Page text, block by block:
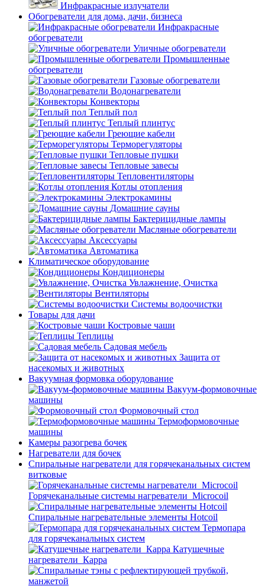
Инфракрасные излучатели
Обогреватели для дома, дачи, бизнеса
Инфракрасные
обогреватели
Уличные обогреватели
Промышленные
обогреватели
Газовые обогреватели
Водонагреватели
Конвекторы
Теплый пол
Теплый плинтус
Греющие кабели
Терморегуляторы
Тепловые пушки
Тепловые завесы
Тепловентиляторы
Котлы отопления
Электрокамины
Домашние сауны
Бактерицидные лампы
Масляные обогреватели
Аксессуары
Автоматика
Климатическое оборудование
Кондиционеры
Увлажнение, Очистка
Вентиляторы
Системы водоочистки
Товары для дачи
Костровые чаши
Теплицы
Садовая мебель
Защита от
насекомых и животных
Вакуумная формовка оборудование
Вакуум-формовочные
машины
Формовочный стол
Термоформовочные
машины
Камеры разогрева бочек
Нагреватели для бочек
Спиральные нагреватели для горячеканальных систем
витковые
Горячеканальные системы нагреватели_Microcoil
Спиральные нагревательные элементы Hotcoil
Термопара
для горячеканальных систем
Катушечные
нагреватели_Карра